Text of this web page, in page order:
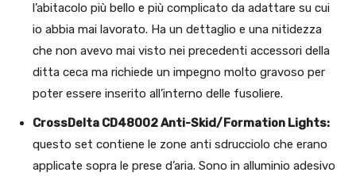
l’abitacolo più bello e più complicato da adattare su cui
io abbia mai lavorato. Ha un dettaglio e una nitidezza
che non avevo mai visto nei precedenti accessori della
ditta ceca ma richiede un impegno molto gravoso per
poter essere inserito all’interno delle fusoliere.
CrossDelta CD48002 Anti-Skid/Formation Lights:
questo set contiene le zone anti sdrucciolo che erano
applicate sopra le prese d’aria. Sono in alluminio adesivo